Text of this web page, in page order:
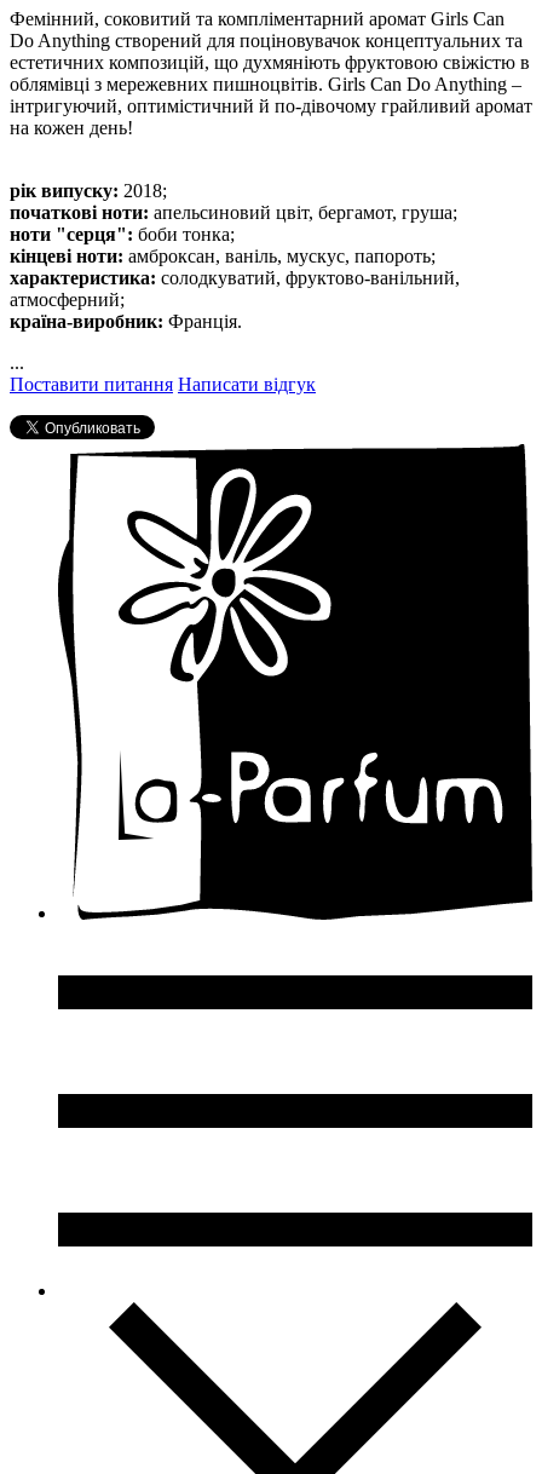
Фемінний, соковитий та компліментарний аромат Girls Can
Do Anything створений для поціновувачок концептуальних та
естетичних композицій, що духмяніють фруктовою свіжістю в
облямівці з мережевних пишноцвітів. Girls Can Do Anything –
інтригуючий, оптимістичний й по-дівочому грайливий аромат
на кожен день!
рік випуску: 2018;
початкові ноти: апельсиновий цвіт, бергамот, груша;
ноти "серця": боби тонка;
кінцеві ноти: амброксан, ваніль, мускус, папороть;
характеристика: солодкуватий, фруктово-ванільний,
атмосферний;
країна-виробник: Франція.
...
Поставити питання Написати відгук